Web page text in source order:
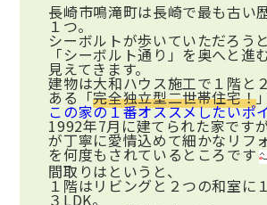
長崎市鳴滝町は長崎で最も古い
１つ。
シーボルトが歩いていただろう
「シーボルト通り」を奥へと進
見えてきます。
建物は大和ハウス施工で１階と
ある「完全独立型二世帯住宅！」
この家の１番オススメしたいポ
1992年7月に建てられた家です
が丁寧に愛情込めて細かなリフ
を何度もされているところです
間取りはというと、
１階はリビングと２つの和室に
３LDK。